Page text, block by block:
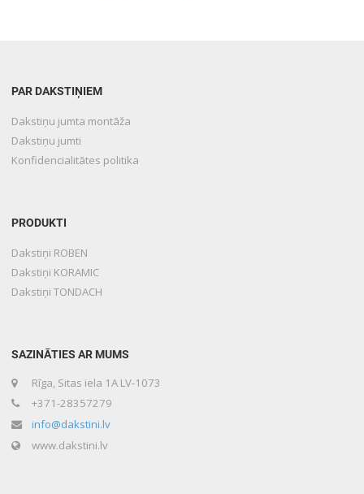
PAR DAKSTIŅIEM
Dakstiņu jumta montāža
Dakstiņu jumti
Konfidencialitātes politika
PRODUKTI
Dakstiņi ROBEN
Dakstiņi KORAMIC
Dakstiņi TONDACH
SAZINĀTIES AR MUMS
Rīga, Sitas iela 1A LV-1073
+371-28357279
info@dakstini.lv
www.dakstini.lv